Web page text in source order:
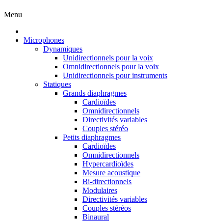
Menu
Microphones
Dynamiques
Unidirectionnels pour la voix
Omnidirectionnels pour la voix
Unidirectionnels pour instruments
Statiques
Grands diaphragmes
Cardioïdes
Omnidirectionnels
Directivités variables
Couples stéréo
Petits diaphragmes
Cardioïdes
Omnidirectionnels
Hypercardioïdes
Mesure acoustique
Bi-directionnels
Modulaires
Directivités variables
Couples stéréos
Binaural